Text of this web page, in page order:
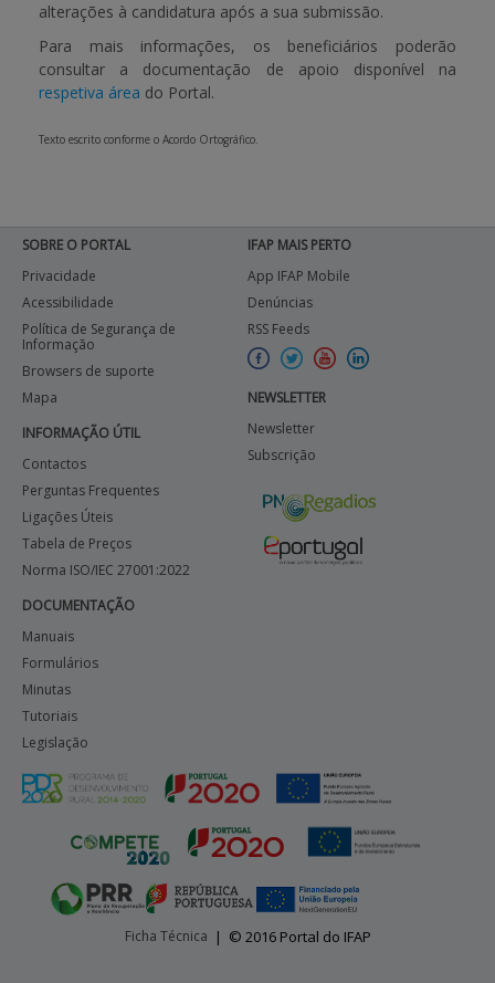
alterações à candidatura após a sua submissão.
Para mais informações, os beneficiários poderão
consultar a documentação de apoio disponível na
respetiva área do Portal.
Texto escrito conforme o Acordo Ortográfico.
SOBRE O PORTAL
Privacidade
Acessibilidade
Política de Segurança de
Informação
Browsers de suporte
Mapa
INFORMAÇÃO ÚTIL
Contactos
Perguntas Frequentes
Ligações Úteis
Tabela de Preços
Norma ISO/IEC 27001:2022
DOCUMENTAÇÃO
Manuais
Formulários
Minutas
Tutoriais
Legislação
IFAP MAIS PERTO
App IFAP Mobile
Denúncias
RSS Feeds
NEWSLETTER
Newsletter
Subscrição
Ficha Técnica | © 2016 Portal do IFAP